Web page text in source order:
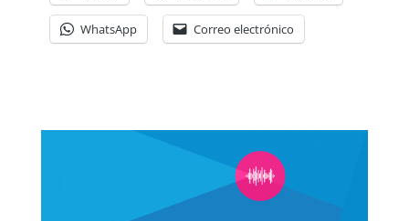
WhatsApp Correo electrónico